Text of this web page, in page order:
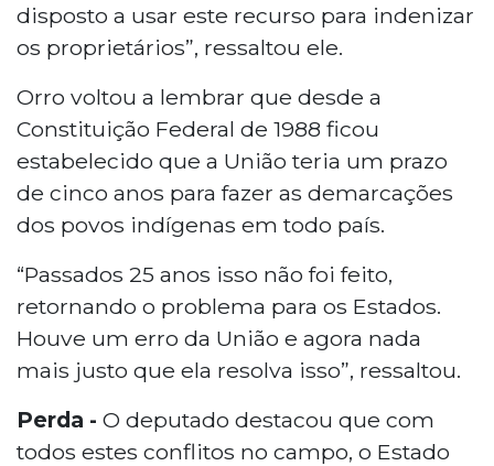
disposto a usar este recurso para indenizar
os proprietários”, ressaltou ele.
Orro voltou a lembrar que desde a
Constituição Federal de 1988 ficou
estabelecido que a União teria um prazo
de cinco anos para fazer as demarcações
dos povos indígenas em todo país.
“Passados 25 anos isso não foi feito,
retornando o problema para os Estados.
Houve um erro da União e agora nada
mais justo que ela resolva isso”, ressaltou.
Perda - O deputado destacou que com
todos estes conflitos no campo, o Estado